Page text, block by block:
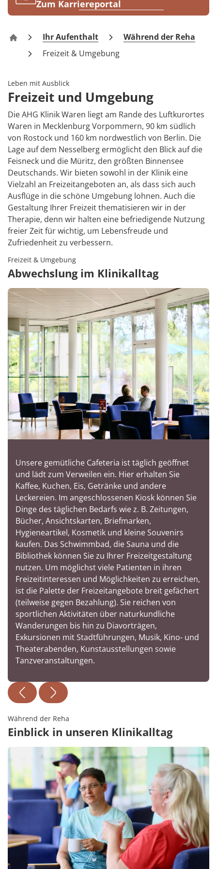
Karriere
Zum Karriereportal
AHG Klinik Waren
Ihr Aufenthalt
Während der Reha
Freizeit & Umgebung
Leben mit Ausblick
Freizeit und Umgebung
Die AHG Klinik Waren liegt am Rande des Luftkurortes
Waren in Mecklenburg Vorpommern, 90 km südlich
von Rostock und 160 km nordwestlich von Berlin. Die
Lage auf dem Nesselberg ermöglicht den Blick auf die
Feisneck und die Müritz, den größten Binnensee
Deutschands. Wir bieten sowohl in der Klinik eine
Vielzahl an Freizeitangeboten an, als dass sich auch
Ausflüge in die schöne Umgebung lohnen. Auch die
Gestaltung Ihrer Freizeit thematisieren wir in der
Therapie, denn wir halten eine befriedigende Nutzung
freier Zeit für wichtig, um Lebensfreude und
Zufriedenheit zu verbessern.
Freizeit & Umgebung
Abwechslung im Klinikalltag
Unsere gemütliche Cafeteria ist täglich geöffnet
und lädt zum Verweilen ein. Hier erhalten Sie
Kaffee, Kuchen, Eis, Getränke und andere
Leckereien. Im angeschlossenen Kiosk können Sie
Dinge des täglichen Bedarfs wie z. B. Zeitungen,
Bücher, Ansichtskarten, Briefmarken,
Hygieneartikel, Kosmetik und kleine Souvenirs
kaufen. Das Schwimmbad, die Sauna und die
Bibliothek können Sie zu Ihrer Freizeitgestaltung
nutzen. Um möglichst viele Patienten in ihren
Freizeitinteressen und Möglichkeiten zu erreichen,
ist die Palette der Freizeitangebote breit gefächert
(teilweise gegen Bezahlung). Sie reichen von
sportlichen Aktivitäten über naturkundliche
Wanderungen bis hin zu Diavorträgen,
Exkursionen mit Stadtführungen, Musik, Kino- und
Theaterabenden, Kunstausstellungen sowie
Tanzveranstaltungen.
Während der Reha
Einblick in unseren Klinikalltag